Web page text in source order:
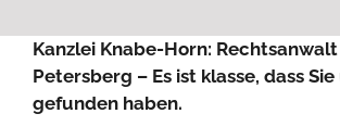
Kanzlei Knabe-Horn: Rechtsanwalt
Petersberg – Es ist klasse, dass Sie
gefunden haben.